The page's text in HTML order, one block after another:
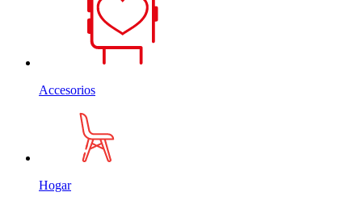
Accesorios
Hogar